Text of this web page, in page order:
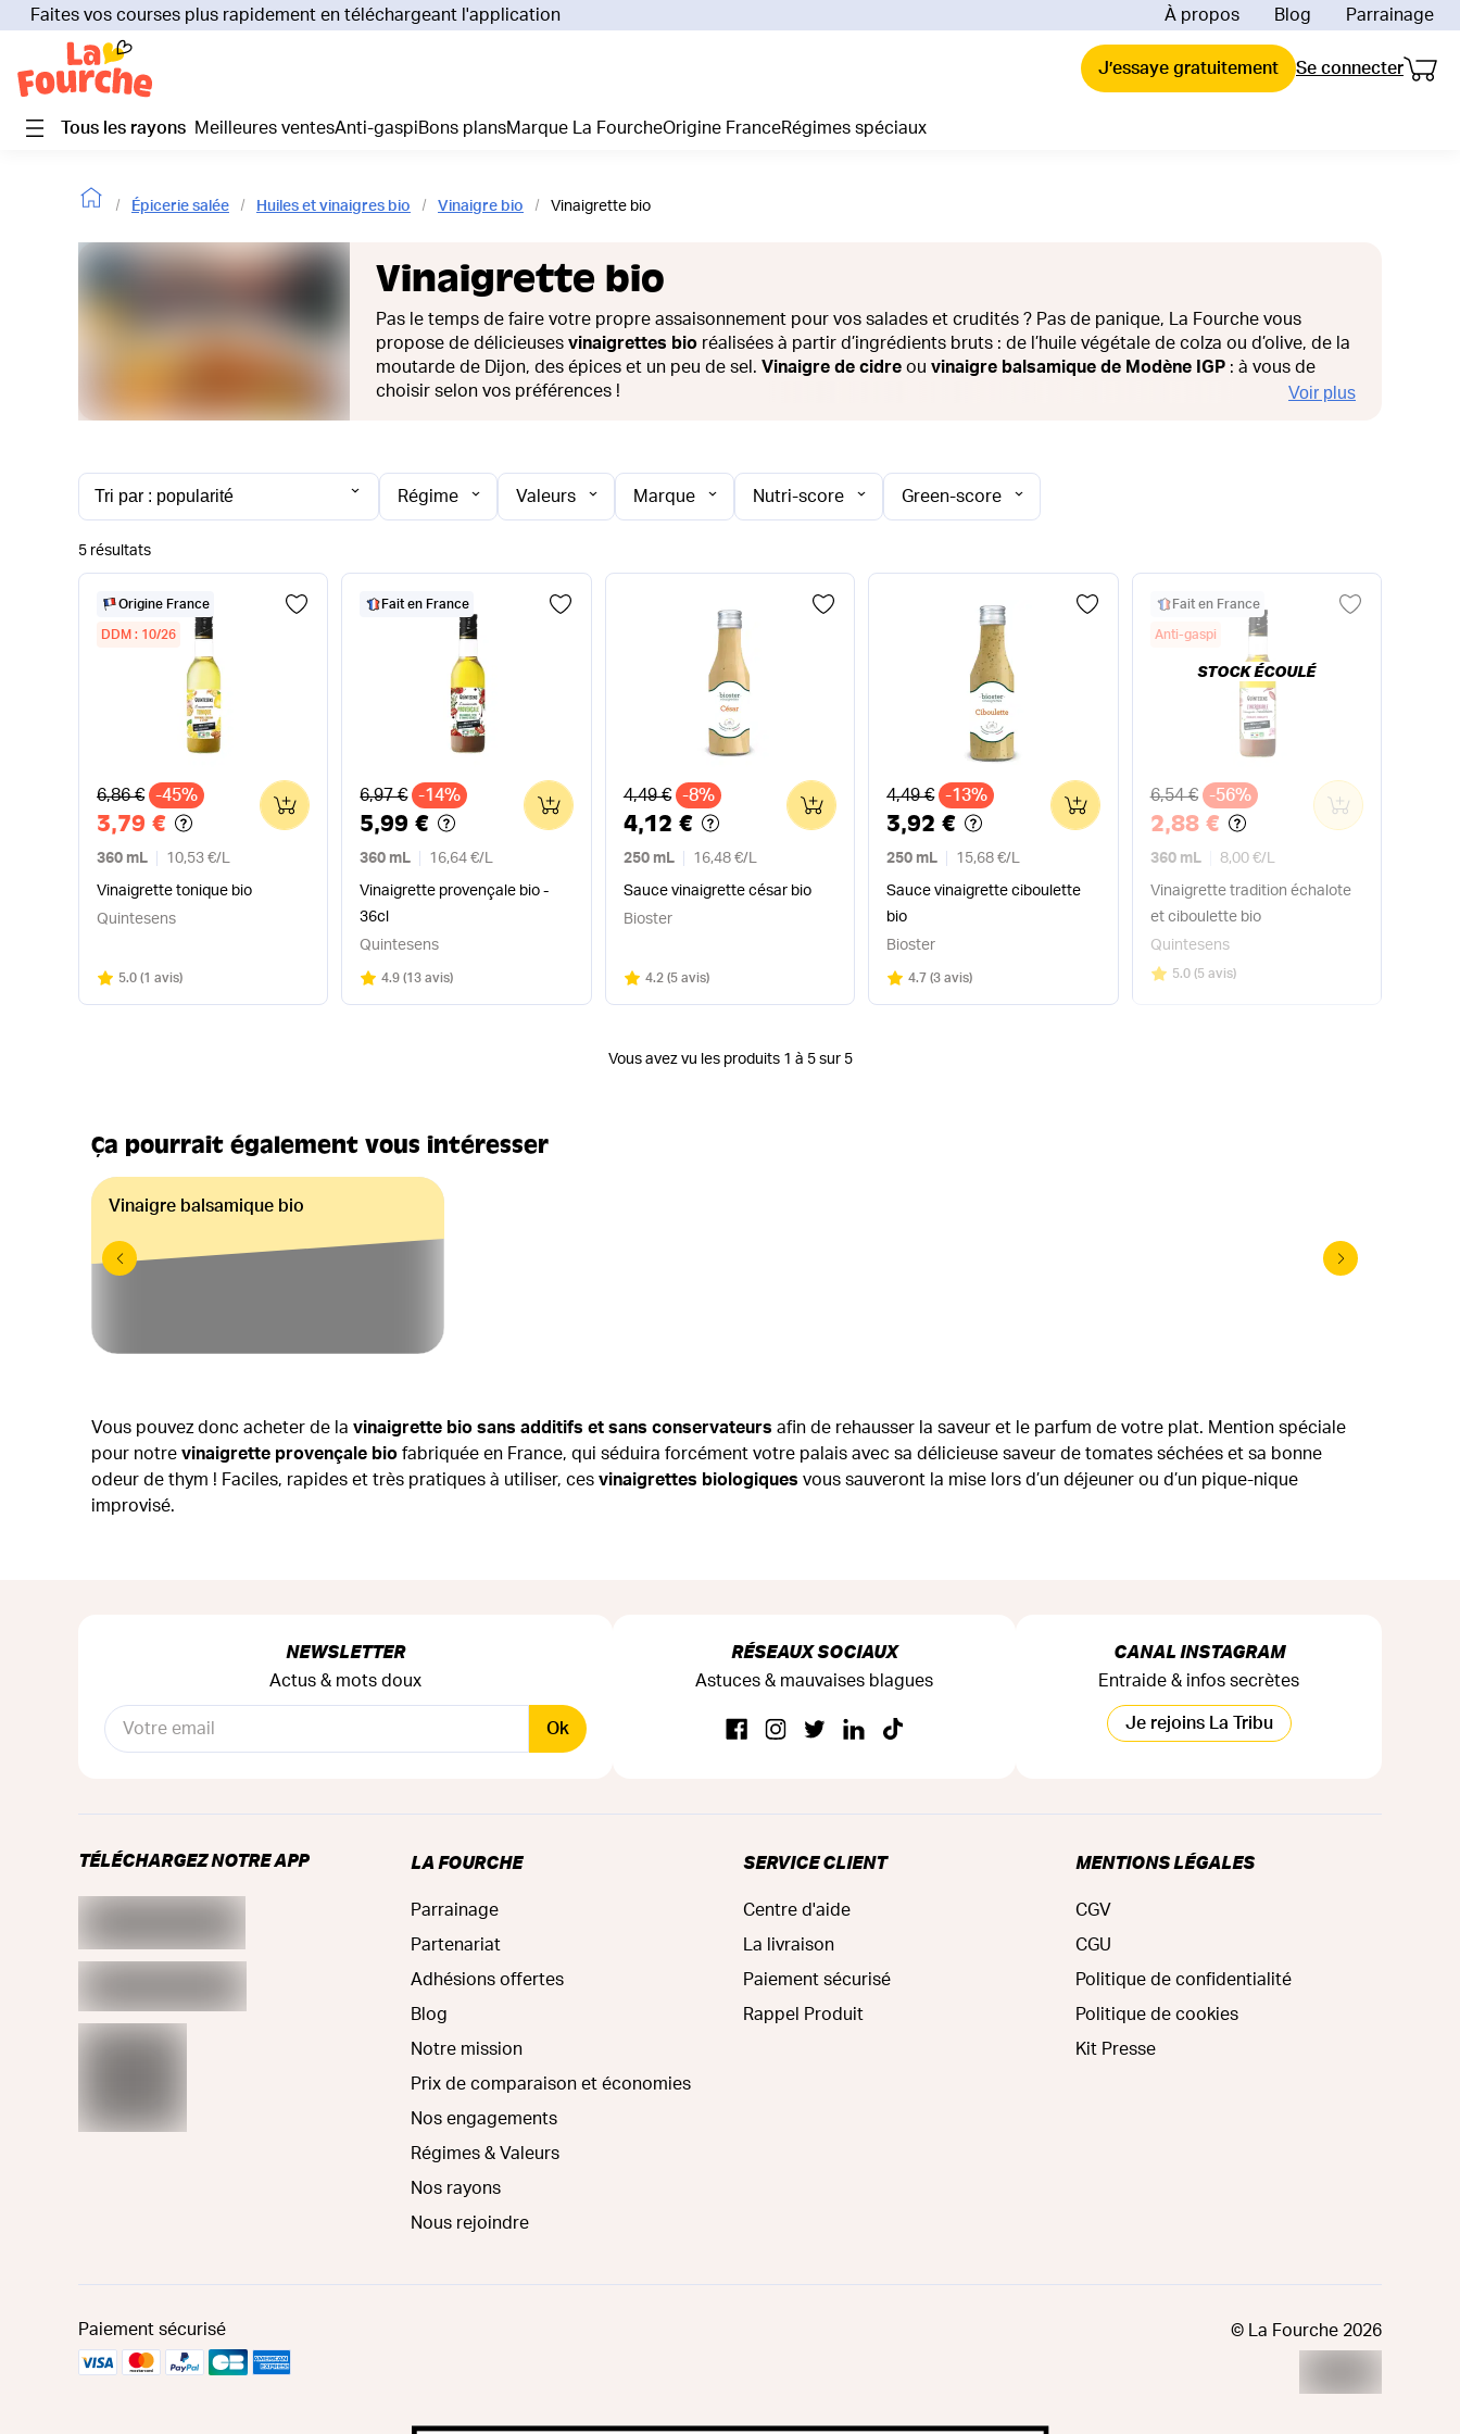
Faites vos courses plus rapidement en téléchargeant l'application À propos
Pourquoi La Fourche ?
Comment ça marche ?
Blog Parrainage
J’essaye gratuitement Se connecter
Mon
Mon
Tous les rayons Meilleures ventes Anti-gaspi Bons plans Marque La Fourche Origine France Régimes spéciaux
Épicerie salée Huiles et vinaigres bio Vinaigre bio Vinaigrette bio
Vinaigrette bio
Pas le temps de faire votre propre assaisonnement pour vos salades et crudités ? Pas de panique, La Fourche vous
propose de délicieuses vinaigrettes bio réalisées à partir d’ingrédients bruts : de l’huile végétale de colza ou d’olive, de la
moutarde de Dijon, des épices et un peu de sel. Vinaigre de cidre ou vinaigre balsamique de Modène IGP : à vous de
choisir selon vos préférences !
Voir plus
Régime Valeurs Marque Nutri-score Green-score
5 résultats
Origine France
DDM : 10/26
Ancien prix
6,86 € -45%
3,79 €
360 mL 10,53 €/L
Vinaigrette tonique bio
0
Quintesens
Note
5.0 sur 5
(1 avis)
Fait en France
Ancien prix
6,97 € -14%
5,99 €
360 mL 16,64 €/L
Vinaigrette provençale bio -
36cl
0
Quintesens
Note
4.9sur 5
(13 avis)
Ancien prix
4,49 € -8%
4,12 €
250 mL 16,48 €/L
Sauce vinaigrette césar bio
0
Bioster
Note
4.2 sur 5
(5 avis)
Ancien prix
4,49 € -13%
3,92 €
250 mL 15,68 €/L
Sauce vinaigrette ciboulette
bio
0
Bioster
Note
4.7sur 5
(3 avis)
Fait en France
Anti-gaspi
Ancien prix
6,54 € -56%
2,88 €
360 mL 8,00 €/ L
Vinaigrette tradition échalote
et ciboulette bio
0
Quintesens
Note
5.0 sur 5
(5 avis)
STOCK ÉCOULÉ
Vous avez vu les produits 1 à 5 sur 5
Ça pourrait également vous intéresser
Vinaigre balsamique bio
Vous pouvez donc acheter de la vinaigrette bio sans additifs et sans conservateurs afin de rehausser la saveur et le parfum de votre plat. Mention spéciale
pour notre vinaigrette provençale bio fabriquée en France, qui séduira forcément votre palais avec sa délicieuse saveur de tomates séchées et sa bonne
odeur de thym ! Faciles, rapides et très pratiques à utiliser, ces vinaigrettes biologiques vous sauveront la mise lors d’un déjeuner ou d’un pique-nique
improvisé.
NEWSLETTER
Actus & mots doux
Ok
RÉSEAUX SOCIAUX
Astuces & mauvaises blagues
CANAL INSTAGRAM
Entraide & infos secrètes
Je rejoins La Tribu
TÉLÉCHARGEZ NOTRE APP LA FOURCHE
Parrainage
Partenariat
Adhésions offertes
Blog
Notre mission
Prix de comparaison et économies
Nos engagements
Régimes & Valeurs
Nos rayons
Nous rejoindre
SERVICE CLIENT
Centre d'aide
La livraison
Paiement sécurisé
Rappel Produit
MENTIONS LÉGALES
CGV
CGU
Politique de confidentialité
Politique de cookies
Kit Presse
Paiement sécurisé © La Fourche 2026